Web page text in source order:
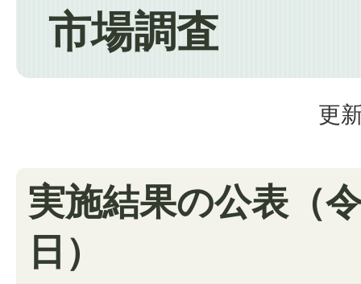
市場調査
更
実施結果の公表（
日）